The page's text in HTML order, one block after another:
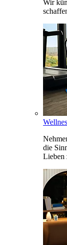
Wir
die
Lieben